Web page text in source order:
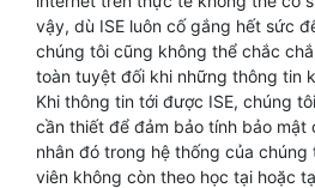
vậy, dù ISE luôn cố gắng hết sức
chúng tôi cũng không thể chắc
toàn tuyệt đối khi những thông tin
Khi thông tin tới được ISE, chúng
cần thiết để đảm bảo tính bảo mật
nhân đó trong hệ thống của chúng
viên không còn theo học tại hoặc